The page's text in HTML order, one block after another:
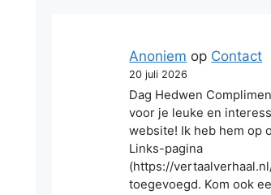
Anoniem op Contact
20 juli 2026
Dag Hedwen
voor je leuke en
website! Ik heb hem op
Links-pagina
(https://
toegevoegd. Kom ook